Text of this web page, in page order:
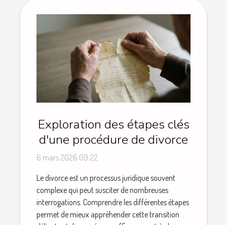
Exploration des étapes clés
d'une procédure de divorce
6 mars 2026 09:22
Le divorce est un processus juridique souvent
complexe qui peut susciter de nombreuses
interrogations. Comprendre les différentes étapes
permet de mieux appréhender cette transition